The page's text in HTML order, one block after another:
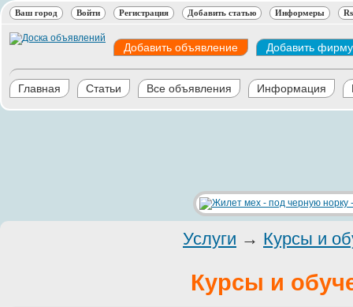
Ваш город Войти Регистрация Добавить статью Информеры
Добавить объявление Добавить фирму
Главная Статьи Все объявления Информация
Услуги → Курсы и
Курсы и